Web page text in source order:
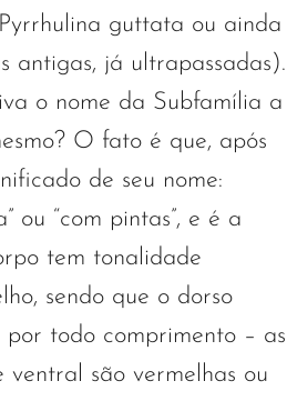
guttata ou ainda
antigas, já ultrapassadas).
o nome da Subfamília a
O fato é que, após
de seu nome:
ou “com pintas”, e é a
tem tonalidade
sendo que o dorso
todo comprimento – as
são vermelhas ou